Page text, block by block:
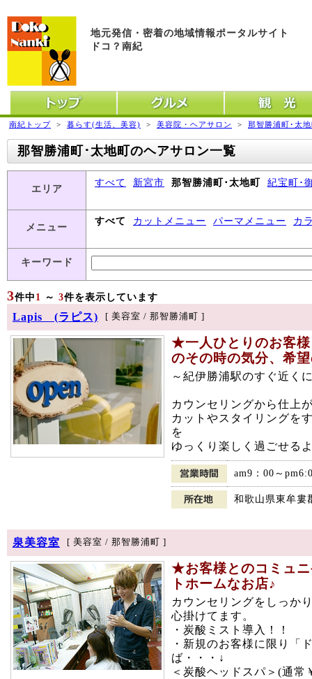
地元発信・密着の地域情報ポータルサイト
ドコ？南紀
トップ グルメ 観光
南紀トップ > 暮らす(生活、美容) > 美容院・ヘアサロン > 那智勝浦町･太
那智勝浦町･太地町のヘアサロン一覧
エリア
すべて 新宮市 那智勝浦町･太地町 紀宝町･
メニュー
すべて カットメニュー パーマメニュー カ
キーワード
3件中 1 ～ 3件を表示しています
Lapis (ラピス) [ 美容室 / 那智勝浦町 ]
★一人ひとりのお客
のその時の気分、希
～紀伊勝浦駅のすぐ近く
カウンセリングから仕上
カットやスタイリングを
を
ゆっくり楽しく過ごせる
am9：00～
和歌山県東牟婁
泉美容室 [ 美容室 / 那智勝浦町 ]
★お客様とのコミュ
トホームなお店♪
カウンセリングをしっか
心掛けてます。
・炭酸ミスト導入！！
・新規のお客様に限り「
ば・・・↓
＜炭酸ヘッドスパ＞(通